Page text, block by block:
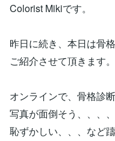
Colorist Mikiです。
昨日に続き、本日は骨
ご紹介させて頂きます。
オンラインで、骨格診
写真が面倒そう、、、
恥ずかしい、、、など